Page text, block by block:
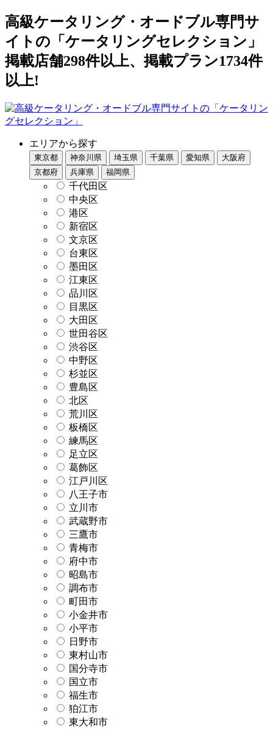
高級ケータリング・オードブル専門サ
イトの「ケータリングセレクション」
掲載店舗298件以上、掲載プラン1734件
以上!
エリアから探す
東京都 神奈川県 埼玉県 千葉県 愛知県
大阪府
京都府
兵庫県 福岡県
千代田区
中央区
港区
新宿区
文京区
台東区
墨田区
江東区
品川区
目黒区
大田区
世田谷区
渋谷区
中野区
杉並区
豊島区
北区
荒川区
板橋区
練馬区
足立区
葛飾区
江戸川区
八王子市
立川市
武蔵野市
三鷹市
青梅市
府中市
昭島市
調布市
町田市
小金井市
小平市
日野市
東村山市
国分寺市
国立市
福生市
狛江市
東大和市